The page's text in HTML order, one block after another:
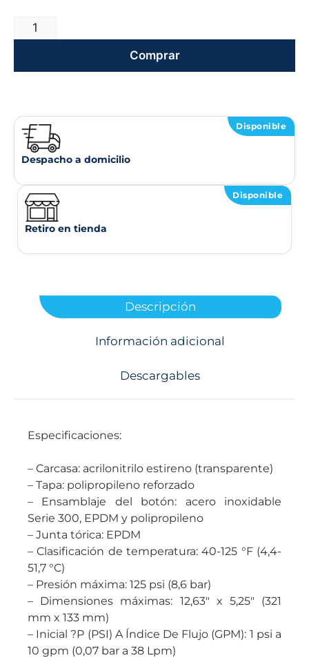
Comprar
Disponible
Despacho a domicilio
Disponible
Retiro en tienda
Descripción
Información adicional
Descargables
Especificaciones:
– Carcasa: acrilonitrilo estireno (transparente)
– Tapa: polipropileno reforzado
– Ensamblaje del botón: acero inoxidable
Serie 300, EPDM y polipropileno
– Junta tórica: EPDM
– Clasificación de temperatura: 40-125 °F (4,4-
51,7 °C)
– Presión máxima: 125 psi (8,6 bar)
– Dimensiones máximas: 12,63″ x 5,25″ (321
mm x 133 mm)
– Inicial ?P (PSI) A Índice De Flujo (GPM): 1 psi a
10 gpm (0,07 bar a 38 Lpm)